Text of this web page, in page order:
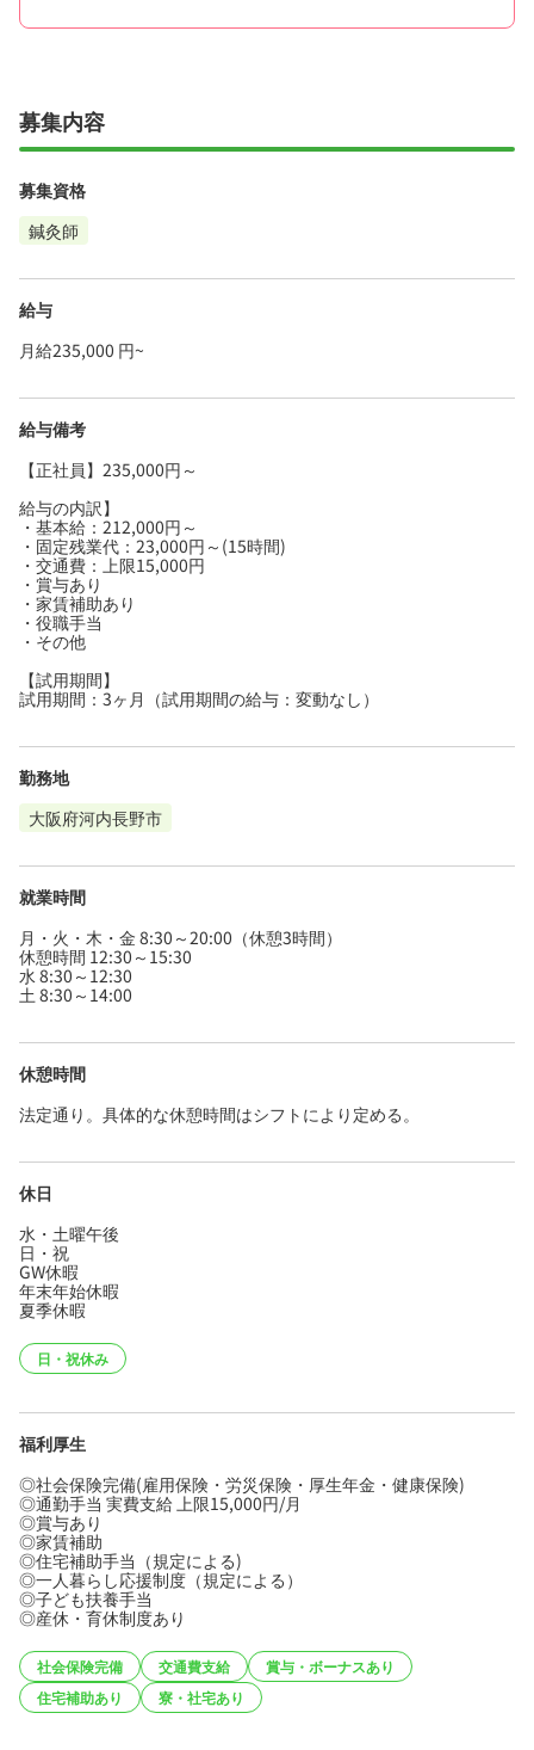
募集内容
募集資格
鍼灸師
給与
月給235,000 円~
給与備考
【正社員】235,000円～
給与の内訳】
・基本給：212,000円～
・固定残業代：23,000円～(15時間)
・交通費：上限15,000円
・賞与あり
・家賃補助あり
・役職手当
・その他
【試用期間】
試用期間：3ヶ月（試用期間の給与：変動なし）
勤務地
大阪府河内長野市
就業時間
月・火・木・金 8:30～20:00（休憩3時間）
休憩時間 12:30～15:30
水 8:30～12:30
土 8:30～14:00
休憩時間
法定通り。具体的な休憩時間はシフトにより定める。
休日
水・土曜午後
日・祝
GW休暇
年末年始休暇
夏季休暇
日・祝休み
福利厚生
◎社会保険完備(雇用保険・労災保険・厚生年金・健康保険)
◎通勤手当 実費支給 上限15,000円/月
◎賞与あり
◎家賃補助
◎住宅補助手当（規定による)
◎一人暮らし応援制度（規定による）
◎子ども扶養手当
◎産休・育休制度あり
社会保険完備 交通費支給
賞与・ボーナスあり
住宅補助あり
寮・社宅あり